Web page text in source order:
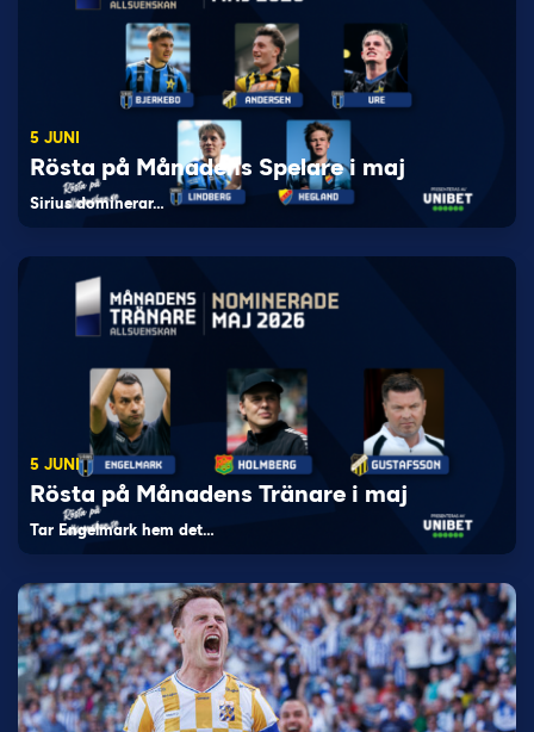
5 JUNI
Rösta på Månadens Spelare i maj
Sirius dominerar…
5 JUNI
Rösta på Månadens Tränare i maj
Tar Engelmark hem det…